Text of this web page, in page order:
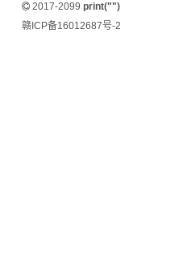
2017-2099 print("")
赣ICP备16012687号-2